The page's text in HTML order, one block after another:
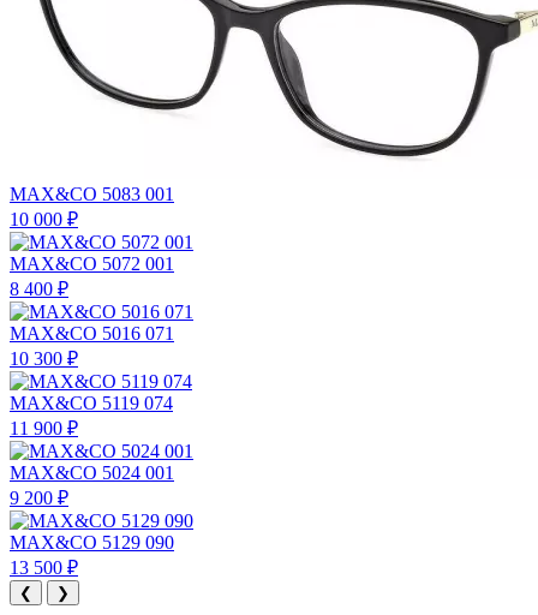
MAX&CO 5083 001
10 000 ₽
MAX&CO 5072 001
8 400 ₽
MAX&CO 5016 071
10 300 ₽
MAX&CO 5119 074
11 900 ₽
MAX&CO 5024 001
9 200 ₽
MAX&CO 5129 090
13 500 ₽
❮ ❯